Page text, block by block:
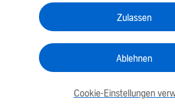
Zulassen
Ablehnen
Cookie-Einstellungen